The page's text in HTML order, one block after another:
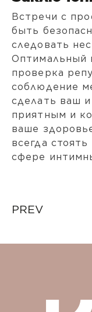
Встречи с
быть
следовать
Оптимальный
проверка
соблюдение
сделать ваш
приятным и
ваше
всегда
сфере
Post
PREV